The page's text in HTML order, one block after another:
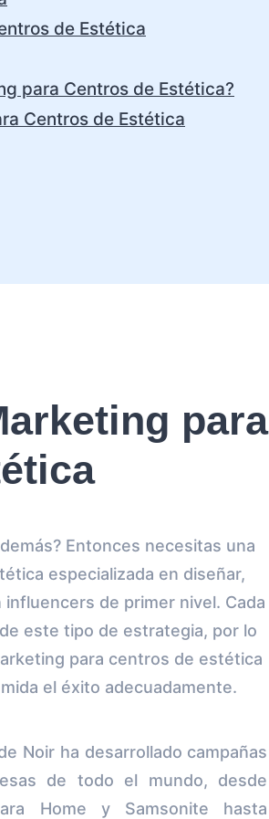
de Estética
para Centros de Estética?
Centros de Estética
para
Entonces necesitas una
especializada en diseñar,
de primer nivel. Cada
este tipo de estrategia, por lo
para centros de estética
el éxito adecuadamente.
Noir ha desarrollado campañas
de todo el mundo, desde
Home y Samsonite hasta